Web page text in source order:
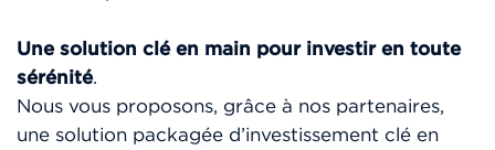
Une solution clé en main pour investir en toute
sérénité.
Nous vous proposons, grâce à nos partenaires,
une solution packagée d’investissement clé en